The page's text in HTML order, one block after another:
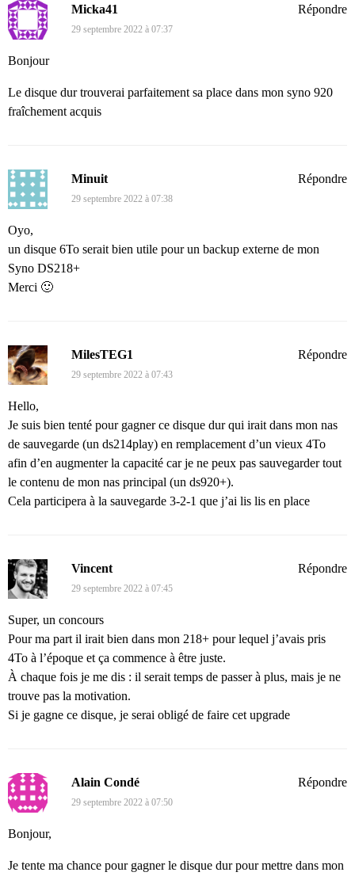
Micka41
29 septembre 2022 à 07:37
Bonjour
Le disque dur trouverai parfaitement sa place dans mon syno 920
fraîchement acquis
Répondre
Minuit
29 septembre 2022 à 07:38
Oyo,
un disque 6To serait bien utile pour un backup externe de mon
Syno DS218+
Merci 🙂
Répondre
MilesTEG1
29 septembre 2022 à 07:43
Hello,
Je suis bien tenté pour gagner ce disque dur qui irait dans mon nas
de sauvegarde (un ds214play) en remplacement d’un vieux 4To
afin d’en augmenter la capacité car je ne peux pas sauvegarder tout
le contenu de mon nas principal (un ds920+).
Cela participera à la sauvegarde 3-2-1 que j’ai lis lis en place
Répondre
Vincent
29 septembre 2022 à 07:45
Super, un concours
Pour ma part il irait bien dans mon 218+ pour lequel j’avais pris
4To à l’époque et ça commence à être juste.
À chaque fois je me dis : il serait temps de passer à plus, mais je ne
trouve pas la motivation.
Si je gagne ce disque, je serai obligé de faire cet upgrade
Répondre
Alain Condé
29 septembre 2022 à 07:50
Bonjour,
Je tente ma chance pour gagner le disque dur pour mettre dans mon
Répondre